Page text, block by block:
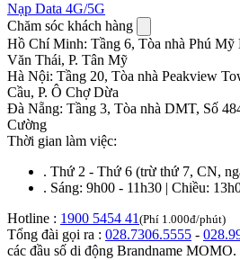
Nạp Data 4G/5G
Chăm sóc khách hàng
Hồ Chí Minh: Tầng 6, Tòa nhà Phú
Văn Thái, P. Tân Mỹ
Hà Nội: Tầng 20, Tòa nhà Peakview
Cầu, P. Ô Chợ Dừa
Đà Nẵng: Tầng 3, Tòa nhà DMT, Số
Cường
Thời gian làm việc:
. Thứ 2 - Thứ 6 (trừ thứ 7, CN,
. Sáng: 9h00 - 11h30 | Chiều:
Hotline : 1900 5454 41 (Phí 1.000đ/phút)
Tổng đài gọi ra : 028.7306.5555 -
các đầu số di động Brandname MOMO.